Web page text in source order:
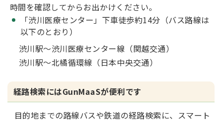
時間を確認してからお出かけください。
「渋川医療センター」下車徒歩約14分（バス路線は
以下のとおり）
渋川駅～渋川医療センター線（関越交通）
渋川駅～北橘循環線（日本中央交通）
経路検索にはGunMaaSが便利です
目的地までの路線バスや鉄道の経路検索に、スマート